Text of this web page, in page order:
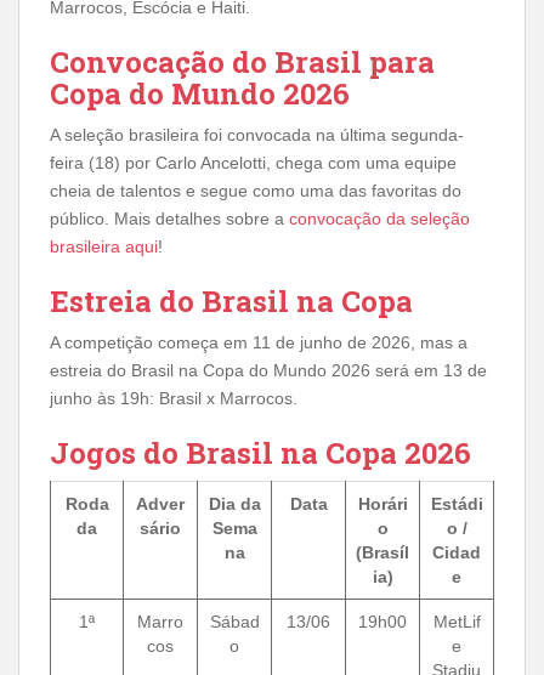
Marrocos, Escócia e Haiti.
Convocação do Brasil para
Copa do Mundo 2026
A seleção brasileira foi convocada na última segunda-
feira (18) por Carlo Ancelotti, chega com uma equipe
cheia de talentos e segue como uma das favoritas do
público. Mais detalhes sobre a convocação da seleção
brasileira aqui!
Estreia do Brasil na Copa
A competição começa em 11 de junho de 2026, mas a
estreia do Brasil na Copa do Mundo 2026 será em 13 de
junho às 19h: Brasil x Marrocos.
Jogos do Brasil na Copa 2026
Roda
da
Adver
sário
Dia da
Sema
na
Data
Horári
o
(Brasíl
ia)
Estádi
o /
Cidad
e
1ª
Marro
cos
Sábad
o
13/06 19h00
MetLif
e
Stadiu